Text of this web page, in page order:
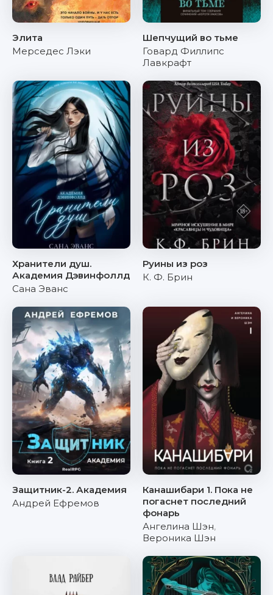
Элита
Мерседес Лэки
Шепчущий во тьме
Говард Филлипс
Лавкрафт
Хранители душ.
Академия Дэвинфоллд
Сана Эванс
Руины из роз
К. Ф. Брин
Защитник-2. Академия
Андрей Ефремов
Канашибари 1. Пока не
погаснет последний
фонарь
Ангелина Шэн,
Вероника Шэн